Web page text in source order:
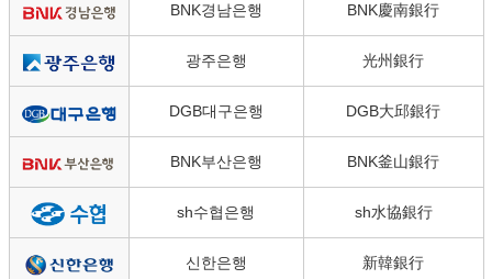
BNK경남은행 BNK慶南銀行
광주은행 光州銀行
DGB대구은행 DGB大邱銀行
BNK부산은행 BNK釜山銀行
sh수협은행 sh水協銀行
신한은행 新韓銀行